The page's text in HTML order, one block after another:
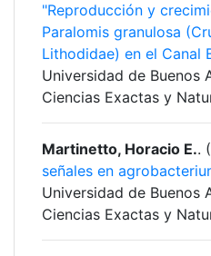
"Reproducción y
Paralomis granulosa
Lithodidae) en el Canal
Universidad de Buenos
Ciencias Exactas y
Martinetto, Horacio E..
señales en
Universidad de Buenos
Ciencias Exactas y